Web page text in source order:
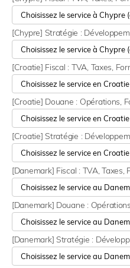
[Chypre] Stratégie :
[Croatie] Fiscal : TVA, Taxes,
[Croatie] Douane : Opérations,
[Croatie] Stratégie :
[Danemark] Fiscal : TVA, Taxes,
[Danemark] Douane :
[Danemark] Stratégie :